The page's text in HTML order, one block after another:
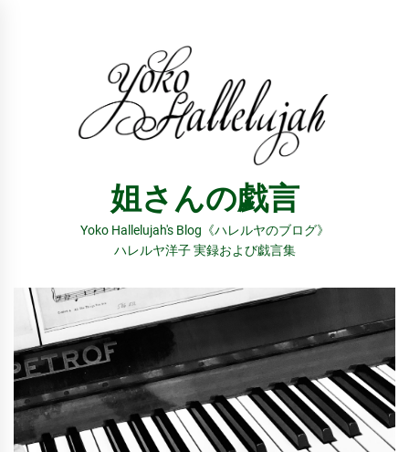
姐さんの戯言
Yoko Hallelujah's Blog《ハレルヤのブログ》
ハレルヤ洋子 実録および戯言集